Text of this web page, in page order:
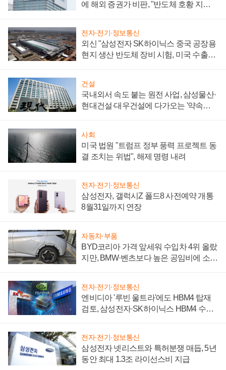
에 해외 증권가 비판, "반도체 호황 지속
전자·전기·정보통신
외신 "삼성전자 SK하이닉스 중국 공장용
현지 생산 반도체 장비 시험, 미국 수출통
건설
국내외서 속도 붙는 원전 사업, 삼성물산·
현대건설·대우건설에 다가오는 '약속의
사회
미국 법원 "트럼프 정부 풍력 프로젝트 동
결 조치는 위법", 해제 명령 내려
전자·전기·정보통신
삼성전자, 갤럭시Z 폴드8 사전예약 개통
8월31일까지 연장
자동차·부품
BYD코리아 가격 앞세워 수입차 4위 올랐
지만, BMW·벤츠보다 높은 공임비에 소비
전자·전기·정보통신
엔비디아 '루빈 울트라'에도 HBM4 탑재
검토, 삼성전자·SK하이닉스 HBM4 수율
전자·전기·정보통신
삼성전자 넷리스트와 특허분쟁 매듭, 5년
동안 최대 1.3조 라이선스비 지급